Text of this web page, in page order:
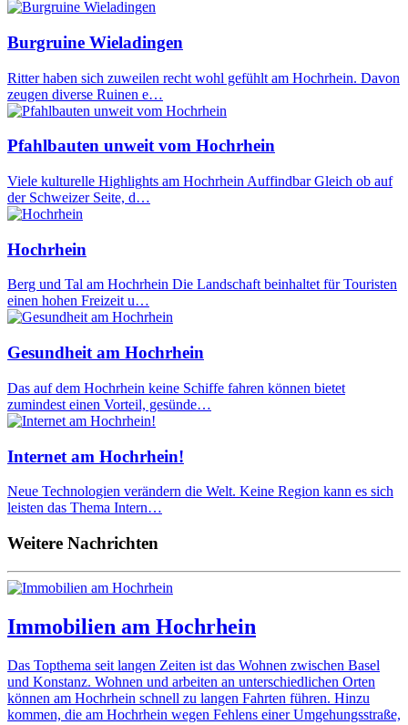
Burgruine Wieladingen
Ritter haben sich zuweilen recht wohl gefühlt am Hochrhein. Davon
zeugen diverse Ruinen e…
Pfahlbauten unweit vom Hochrhein
Viele kulturelle Highlights am Hochrhein Auffindbar Gleich ob auf
der Schweizer Seite, d…
Hochrhein
Berg und Tal am Hochrhein Die Landschaft beinhaltet für Touristen
einen hohen Freizeit u…
Gesundheit am Hochrhein
Das auf dem Hochrhein keine Schiffe fahren können bietet
zumindest einen Vorteil, gesünde…
Internet am Hochrhein!
Neue Technologien verändern die Welt. Keine Region kann es sich
leisten das Thema Intern…
Weitere Nachrichten
Immobilien am Hochrhein
Das Topthema seit langen Zeiten ist das Wohnen zwischen Basel
und Konstanz. Wohnen und arbeiten an unterschiedlichen Orten
können am Hochrhein schnell zu langen Fahrten führen. Hinzu
kommen, die am Hochrhein wegen Fehlens einer Umgehungsstraße,